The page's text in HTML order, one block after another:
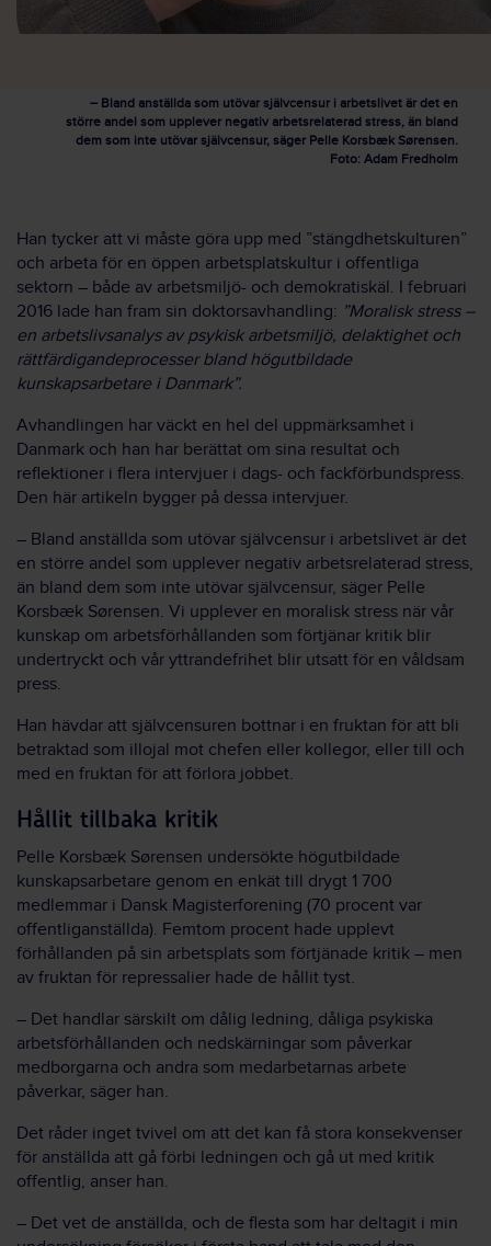
– Bland anställda som utövar självcensur i arbetslivet är det en
större andel som upplever negativ arbetsrelaterad stress, än bland
dem som inte utövar självcensur, säger Pelle Korsbæk Sørensen.
Foto: Adam Fredholm
Han tycker att vi måste göra upp med ”stängdhetskulturen”
och arbeta för en öppen arbetsplatskultur i offentliga
sektorn – både av arbetsmiljö- och demokratiskäl. I februari
2016 lade han fram sin doktorsavhandling: ”Moralisk stress –
en arbetslivsanalys av psykisk arbetsmiljö, delaktighet och
rättfärdigandeprocesser bland högutbildade
kunskapsarbetare i Danmark”.
Avhandlingen har väckt en hel del uppmärksamhet i
Danmark och han har berättat om sina resultat och
reflektioner i flera intervjuer i dags- och fackförbundspress.
Den här artikeln bygger på dessa intervjuer.
– Bland anställda som utövar självcensur i arbetslivet är det
en större andel som upplever negativ arbetsrelaterad stress,
än bland dem som inte utövar självcensur, säger Pelle
Korsbæk Sørensen. Vi upplever en moralisk stress när vår
kunskap om arbetsförhållanden som förtjänar kritik blir
undertryckt och vår yttrandefrihet blir utsatt för en våldsam
press.
Han hävdar att självcensuren bottnar i en fruktan för att bli
betraktad som illojal mot chefen eller kollegor, eller till och
med en fruktan för att förlora jobbet.
Hållit tillbaka kritik
Pelle Korsbæk Sørensen undersökte högutbildade
kunskapsarbetare genom en enkät till drygt 1 700
medlemmar i Dansk Magisterforening (70 procent var
offentliganställda). Femtom procent hade upplevt
förhållanden på sin arbetsplats som förtjänade kritik – men
av fruktan för repressalier hade de hållit tyst.
– Det handlar särskilt om dålig ledning, dåliga psykiska
arbetsförhållanden och nedskärningar som påverkar
medborgarna och andra som medarbetarnas arbete
påverkar, säger han.
Det råder inget tvivel om att det kan få stora konsekvenser
för anställda att gå förbi ledningen och gå ut med kritik
offentlig, anser han.
– Det vet de anställda, och de flesta som har deltagit i min